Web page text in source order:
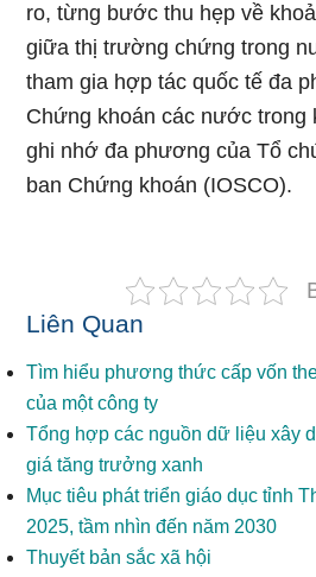
ro, từng bước thu hẹp về
giữa thị trường chứng trong
tham gia hợp tác quốc tế đa
Chứng khoán các nước trong
ghi nhớ đa phương của Tổ
ban Chứng khoán (IOSCO).
Liên Quan
Tìm hiểu phương thức cấp vốn
của một công ty
Tổng hợp các nguồn dữ liệu xây
giá tăng trưởng xanh
Mục tiêu phát triển giáo dục tỉnh
2025, tầm nhìn đến năm 2030
Thuyết bản sắc xã hội